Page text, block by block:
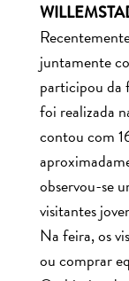
juntamente
participou da
foi realizada
contou com
observou-se
visitantes
Na feira, os
ou comprar